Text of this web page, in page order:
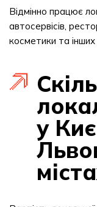
Відмінно працює
автосервісів,
косметики та інших
у